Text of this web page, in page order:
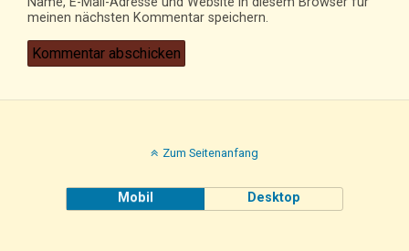
meinen nächsten Kommentar speichern.
Zum Seitenanfang
Mobil Desktop